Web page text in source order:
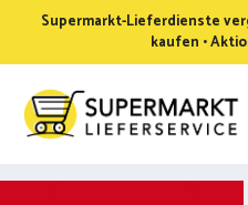
springen
Supermarkt-Lieferdienste
kaufen •